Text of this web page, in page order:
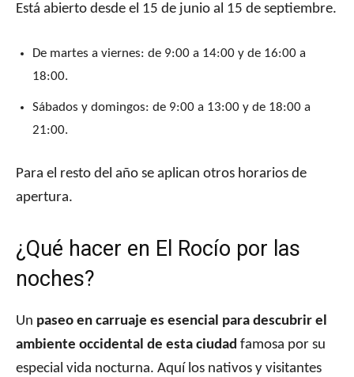
Está abierto desde el 15 de junio al 15 de septiembre.
De martes a viernes: de 9:00 a 14:00 y de 16:00 a
18:00.
Sábados y domingos: de 9:00 a 13:00 y de 18:00 a
21:00.
Para el resto del año se aplican otros horarios de
apertura.
¿Qué hacer en El Rocío por las
noches?
Un paseo en carruaje es esencial para descubrir el
ambiente occidental de esta ciudad famosa por su
especial vida nocturna. Aquí los nativos y visitantes